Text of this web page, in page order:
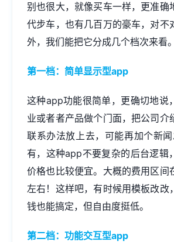
别也很大，就像买车一样，更准确
代步车，也有几百万的豪车，对不
外，我们能把它分成几个档次来看。
第一档：简单显示型app
这种app功能很简单，更确切地说
业或者者产品做个门面，把公司介
联系办法放上去，可能再加个新
有，这种app不要复杂的后台逻辑
价格也比较便宜。大概的费用区间
左右！这样吧，有时候用模板改改
钱也能搞定，但自由度挺低。
第二档：功能交互型app